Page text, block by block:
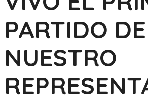
PARTIDO DE
NUESTRO